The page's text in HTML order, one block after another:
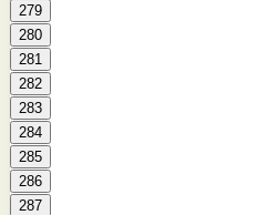
279
280
281
282
283
284
285
286
287